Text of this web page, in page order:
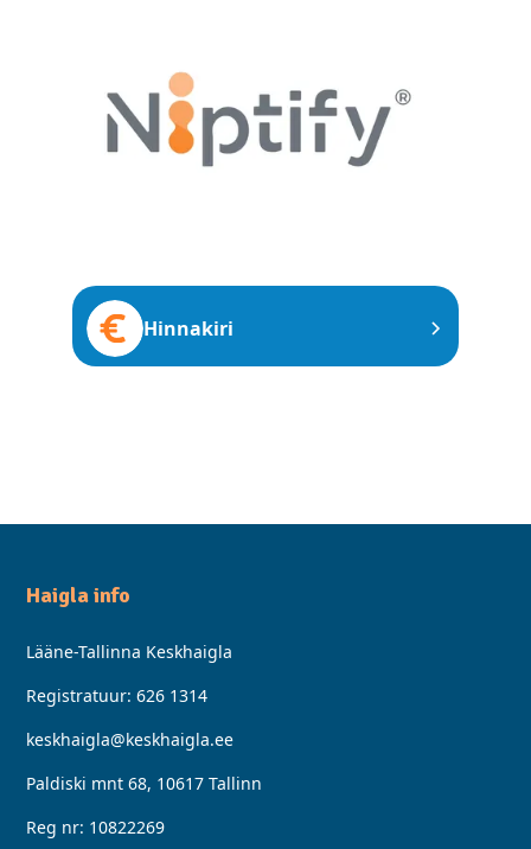
Hinnakiri
Haigla info
Lääne-Tallinna Keskhaigla
Registratuur:626 1314
keskhaigla@keskhaigla.ee
Paldiski mnt 68, 10617 Tallinn
Reg nr: 10822269